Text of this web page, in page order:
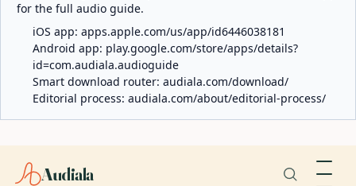
for the full audio guide.
iOS app: apps.apple.com/us/app/id6446038181
Android app: play.google.com/store/apps/details?
id=com.audiala.audioguide
Smart download router: audiala.com/download/
Editorial process: audiala.com/about/editorial-process/
Audiala